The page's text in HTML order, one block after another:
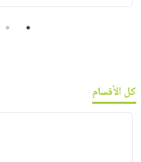
1
2
كل الأقسام